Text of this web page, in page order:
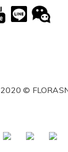
2020 ©